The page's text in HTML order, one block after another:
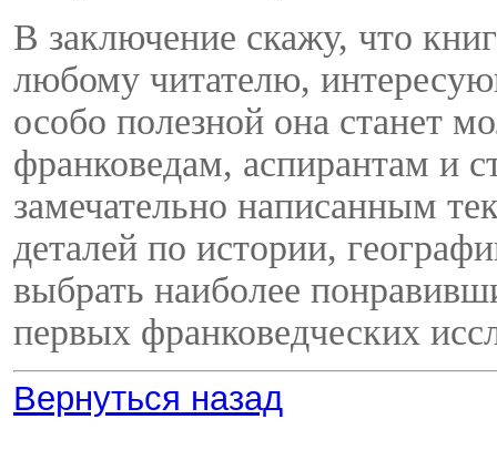
В заключение скажу, что
любому читателю,
особо полезной она станет
франковедам, аспирантам и
замечательно написанным
деталей по истории,
выбрать наиболее
первых франковедческих
Вернуться назад